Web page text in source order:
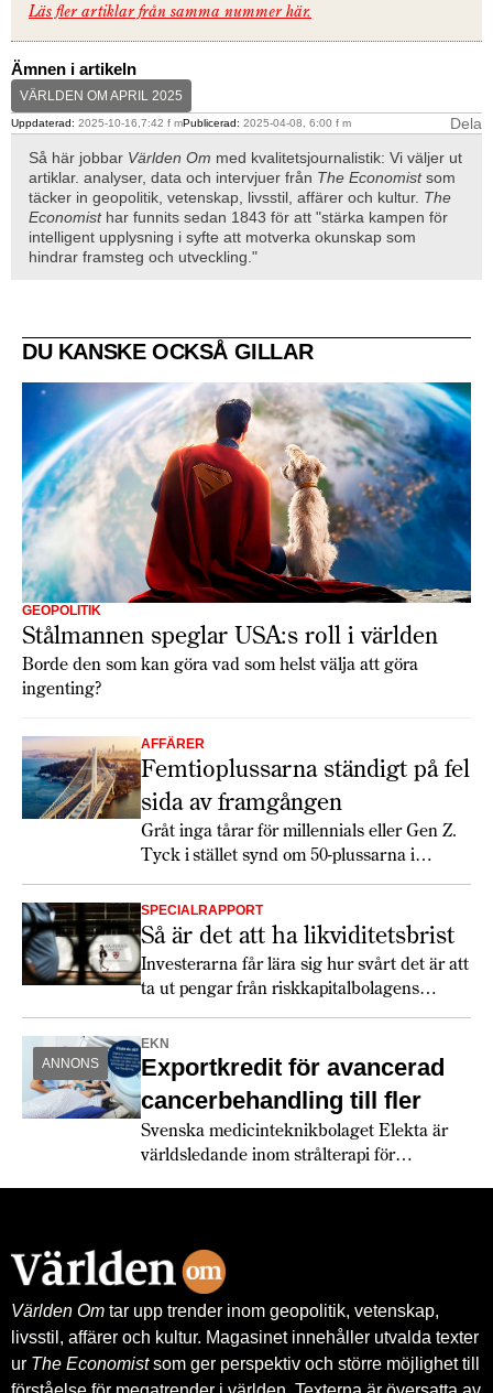
Läs fler artiklar från samma nummer här.
Ämnen i artikeln
VÄRLDEN OM APRIL 2025
Uppdaterad: 2025-10-16,7:42 f mPublicerad: 2025-04-08, 6:00 f m
Dela
Så här jobbar Världen Om med kvalitetsjournalistik: Vi väljer ut
artiklar. analyser, data och intervjuer från The Economistsom
täcker in geopolitik, vetenskap, livsstil, affärer och kultur. The
Economisthar funnits sedan 1843 för att "stärka kampen för
intelligent upplysning i syfte att motverka okunskap som
hindrar framsteg och utveckling."
DU KANSKE OCKSÅ GILLAR
GEOPOLITIK
Stålmannen speglar USA:s roll i världen
Borde den som kan göra vad som helst välja att göra
ingenting?
AFFÄRER
Femtioplussarna ständigt på fel
sida av framgången
Gråt inga tårar för millennials eller Gen Z.
Tyck i stället synd om 50-plussarna i
Generation X.
SPECIALRAPPORT
Så är det att ha likviditetsbrist
Investerarna får lära sig hur svårt det är att
ta ut pengar från riskkapitalbolagens
fonder.
ANNONS
EKN
Exportkredit för avancerad
cancerbehandling till fler
Svenska medicinteknikbolaget Elekta är
världsledande inom strålterapi för
Exportkreditnämnden, EKN.
Världen Om tar upp trender inom geopolitik, vetenskap,
livsstil, affärer och kultur. Magasinet innehåller utvalda texter
ur The Economistsom ger perspektiv och större möjlighet till